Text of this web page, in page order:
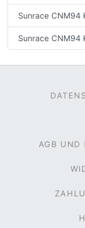
Sunrace CNM94
Sunrace
AGB UND